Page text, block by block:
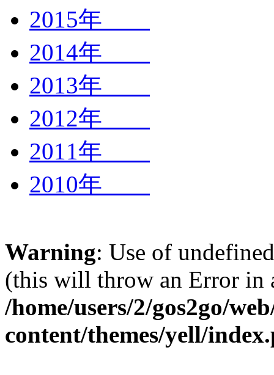
2015年
2014年
2013年
2012年
2011年
2010年
Warning: Use of
(this will throw an Error in
/home/users/2/gos2go/
content/themes/yell/